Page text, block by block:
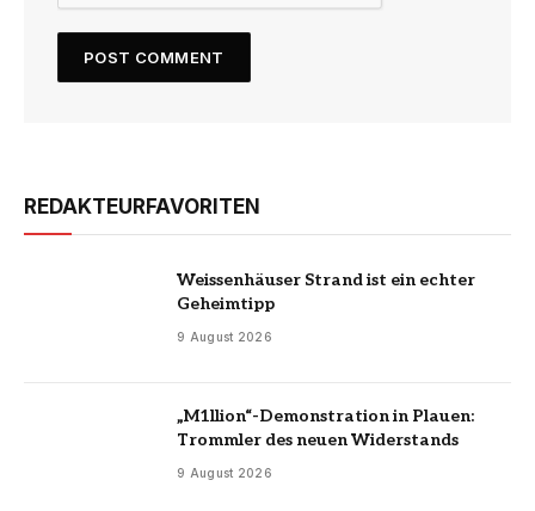
REDAKTEURFAVORITEN
Weissenhäuser Strand ist ein echter
Geheimtipp
9 August 2026
„M1llion“-Demonstration in Plauen:
Trommler des neuen Widerstands
9 August 2026